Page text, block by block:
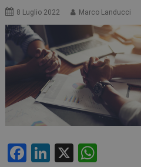
8 Luglio 2022 Marco Landucci
F
Li X